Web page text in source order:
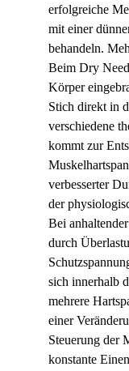
erfolgreiche
mit einer
behandeln.
Beim Dry
Körper
Stich direkt in
verschiedene
kommt zur
verbesserter
der
Bei
durch
sich innerhalb
mehrere
einer
Steuerung der
konstante